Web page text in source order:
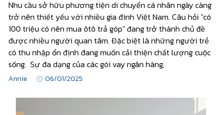
Nhu cầu sở hữu phương tiện di chuyển cá nhân ngày càng
trở nên thiết yếu với nhiều gia đình Việt Nam. Câu hỏi "có
100 triệu có nên mua ôtô trả góp" đang trở thành chủ đề
được nhiều người quan tâm. Đặc biệt là những người trẻ
có thu nhập ổn định đang muốn cải thiện chất lượng cuộc
sống. Sự đa dạng của các gói vay ngân hàng,
Annie 06/01/2025